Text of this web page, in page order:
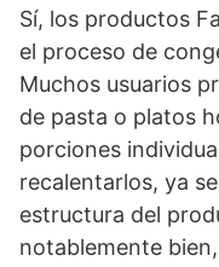
Sí, los productos
el proceso de
Muchos usuarios
de pasta o platos
porciones
recalentarlos, ya
estructura del
notablemente